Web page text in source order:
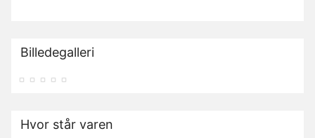
Billedegalleri
Hvor står varen